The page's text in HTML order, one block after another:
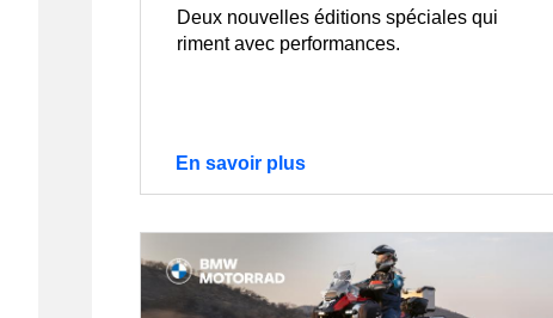
Deux nouvelles éditions spéciales qui
riment avec performances.
En savoir plus